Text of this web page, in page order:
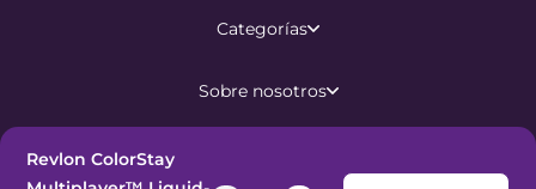
Revlon ColorStay
Categorías
Sobre nosotros